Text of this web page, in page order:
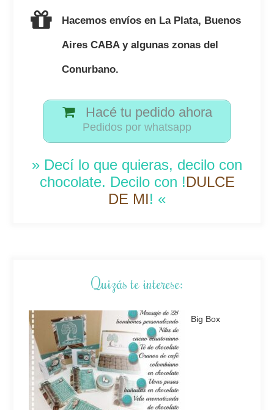
Hacemos envíos en La Plata, Buenos
Aires CABA y algunas zonas del
Conurbano.
Hacé tu pedido ahora
Pedidos por whatsapp
» Decí lo que quieras, decilo con
chocolate. Decilo con !DULCE
DE MI! «
Quizás te interese:
Big Box